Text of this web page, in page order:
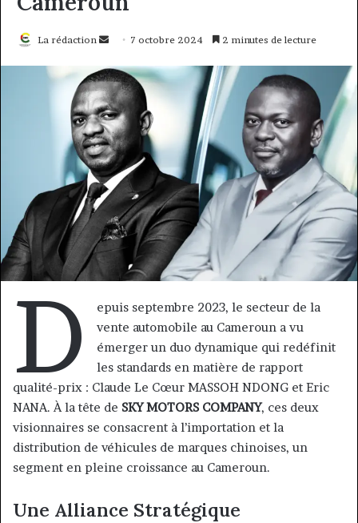
La rédaction
Envoyer
courriel
7 octobre 2024 2 minutes de lecture
D
epuis septembre 2023, le secteur de la
vente automobile au Cameroun a vu
émerger un duo dynamique qui redéfinit
les standards en matière de rapport
qualité-prix : Claude Le Cœur MASSOH NDONG et Eric
NANA. À la tête de SKY MOTORS COMPANY, ces deux
visionnaires se consacrent à l’importation et la
distribution de véhicules de marques chinoises, un
segment en pleine croissance au Cameroun.
Une Alliance Stratégique